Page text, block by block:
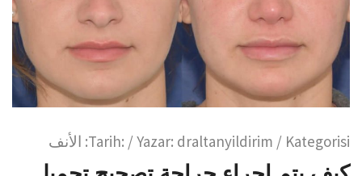
Tarih: / Yazar: draltanyildirim / Kategorisi: الأنف